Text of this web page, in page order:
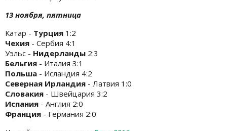
13 ноября, пятница
Катар - Турция 1:2
Чехия - Сербия 4:1
Уэльс - Нидерланды 2:3
Бельгия - Италия 3:1
Польша - Исландия 4:2
Северная Ирландия - Латвия 1:0
Словакия - Швейцария 3:2
Испания - Англия 2:0
Франция - Германия 2:0